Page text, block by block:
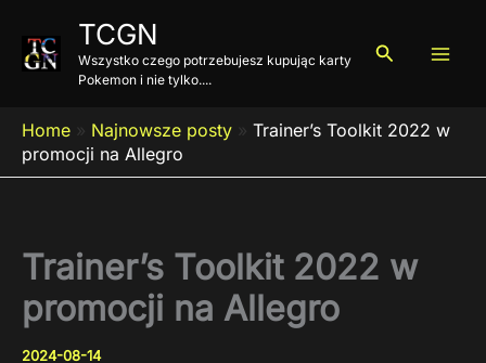
treści
TCGN
Wszystko czego potrzebujesz kupując karty
Pokemon i nie tylko....
Szukaj
Home » Najnowsze posty » Trainer’s Toolkit 2022 w
promocji na Allegro
Trainer’s Toolkit 2022 w
promocji na Allegro
2024-08-14